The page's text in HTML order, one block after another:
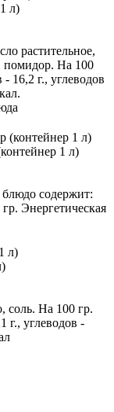
л)
растительное,
помидор. На 100
16,2 г., углеводов
1 л)
содержит:
Энергетическая
соль. На 100 гр.
г., углеводов -